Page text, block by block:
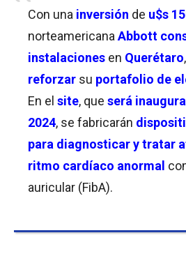
Con una inversión de u$s
norteamericana Abbott
instalaciones en Querétaro
reforzar su portafolio de
En el site, que será
2024, se fabricarán
para diagnosticar y tratar
ritmo cardíaco anormal
auricular (FibA).